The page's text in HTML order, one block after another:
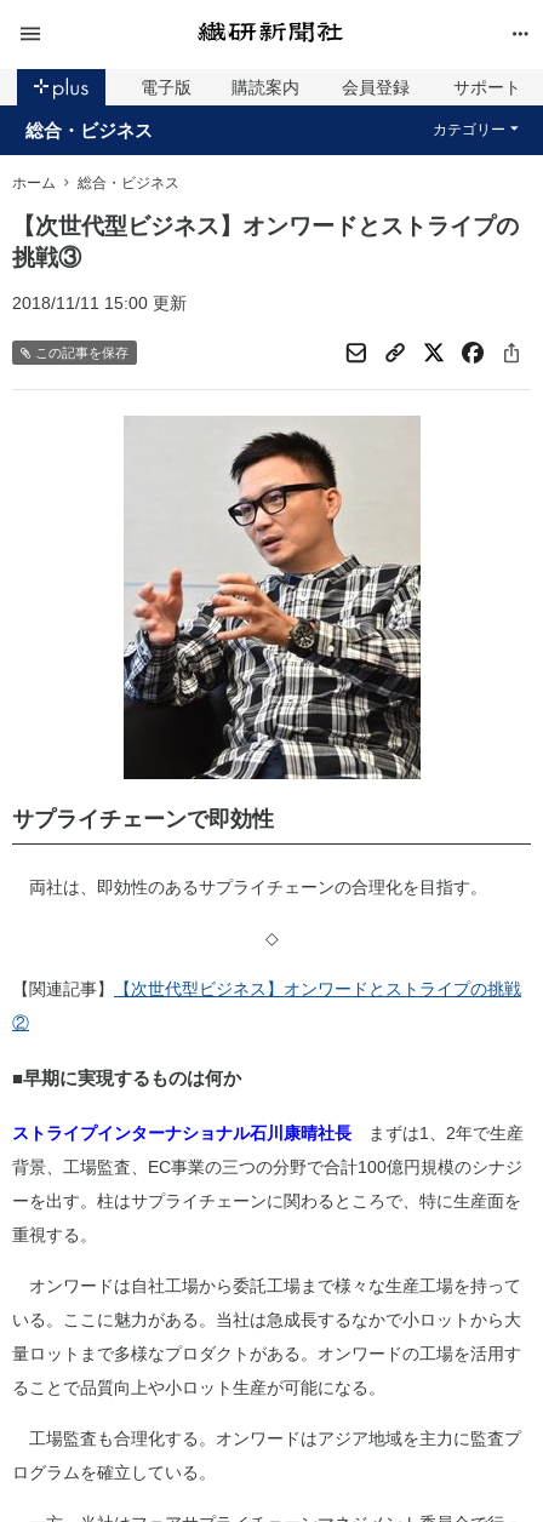
電子版 購読案内 会員登録 サポート
総合・ビジネス カテゴリー
ホーム 総合・ビジネス
【次世代型ビジネス】オンワードとストライプの
挑戦③
2018/11/11 15:00 更新
この記事を保存
サプライチェーンで即効性
両社は、即効性のあるサプライチェーンの合理化を目指す。
◇
【関連記事】
【次世代型ビジネス】オンワードとストライプの挑戦
②
■早期に実現するものは何か
ストライプインターナショナル石川康晴社長 まずは1、2年で生産
背景、工場監査、EC事業の三つの分野で合計100億円規模のシナジ
ーを出す。柱はサプライチェーンに関わるところで、特に生産面を
重視する。
オンワードは自社工場から委託工場まで様々な生産工場を持って
いる。ここに魅力がある。当社は急成長するなかで小ロットから大
量ロットまで多様なプロダクトがある。オンワードの工場を活用す
ることで品質向上や小ロット生産が可能になる。
工場監査も合理化する。オンワードはアジア地域を主力に監査プ
ログラムを確立している。